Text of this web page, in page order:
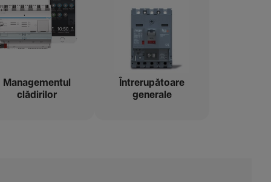
Managementul
clădi­rilor
Între­ru­pă­toare
gene­rale